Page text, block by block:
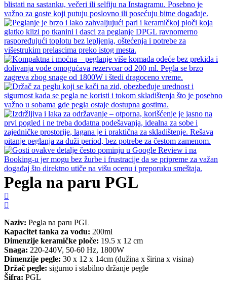
Pegla na paru PGL
Naziv: Pegla na paru PGL
Kapacitet tanka za vodu: 200ml
Dimenzije keramičke ploče: 19.5 x 12 cm
Snaga: 220-240V, 50-60 Hz, 1800W
Dimenzije pegle: 30 x 12 x 14cm (dužina x širina x visina)
Držač pegle: sigurno i stabilno držanje pegle
Šifra: PGL